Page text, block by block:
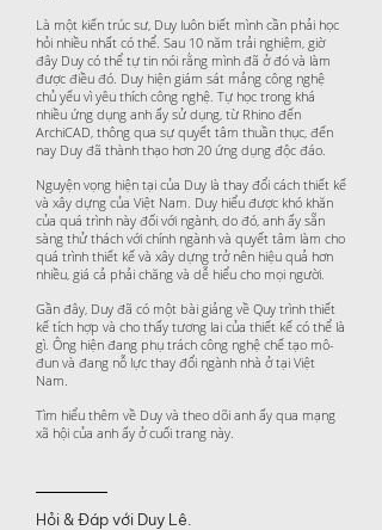
Là một kiến trúc sư, Duy luôn biết mình cần phải học
hỏi nhiều nhất có thể. Sau 10 năm trải nghiệm, giờ
đây Duy có thể tự tin nói rằng mình đã ở đó và làm
được điều đó. Duy hiện giám sát mảng công nghệ
chủ yếu vì yêu thích công nghệ. Tự học trong khá
nhiều ứng dụng anh ấy sử dụng, từ Rhino đến
ArchiCAD, thông qua sự quyết tâm thuần thục, đến
nay Duy đã thành thạo hơn 20 ứng dụng độc đáo.
Nguyện vọng hiện tại của Duy là thay đổi cách thiết kế
và xây dựng của Việt Nam. Duy hiểu được khó khăn
của quá trình này đối với ngành, do đó, anh ấy sẵn
sàng thử thách với chính ngành và quyết tâm làm cho
quá trình thiết kế và xây dựng trở nên hiệu quả hơn
nhiều, giá cả phải chăng và dễ hiểu cho mọi người.
Gần đây, Duy đã có một bài giảng về Quy trình thiết
kế tích hợp và cho thấy tương lai của thiết kế có thể là
gì. Ông hiện đang phụ trách công nghệ chế tạo mô-
đun và đang nỗ lực thay đổi ngành nhà ở tại Việt
Nam.
Tìm hiểu thêm về Duy và theo dõi anh ấy qua mạng
xã hội của anh ấy ở cuối trang này.
Hỏi & Đáp với Duy Lê.